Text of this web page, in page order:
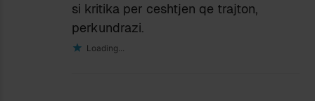
si kritika per ceshtjen qe trajton,
perkundrazi.
Loading...